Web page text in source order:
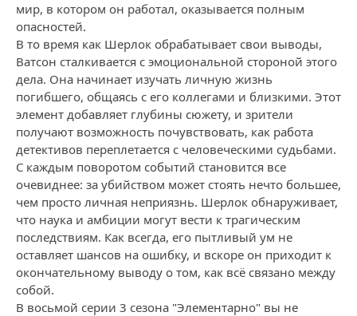
мир, в котором он работал, оказывается полным
опасностей.
В то время как Шерлок обрабатывает свои выводы,
Ватсон сталкивается с эмоциональной стороной этого
дела. Она начинает изучать личную жизнь
погибшего, общаясь с его коллегами и близкими. Этот
элемент добавляет глубины сюжету, и зрители
получают возможность почувствовать, как работа
детективов переплетается с человеческими судьбами.
С каждым поворотом событий становится все
очевиднее: за убийством может стоять нечто большее,
чем просто личная неприязнь. Шерлок обнаруживает,
что наука и амбиции могут вести к трагическим
последствиям. Как всегда, его пытливый ум не
оставляет шансов на ошибку, и вскоре он приходит к
окончательному выводу о том, как всё связано между
собой.
В восьмой серии 3 сезона "Элементарно" вы не